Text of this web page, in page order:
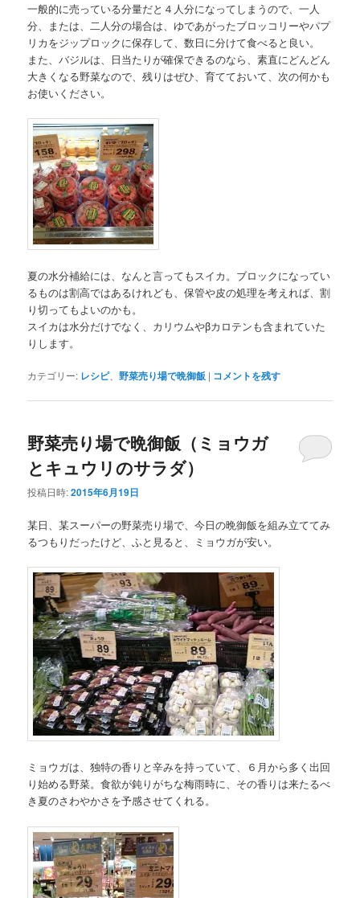
一般的に売っている分量だと４人分になってしまうので、一人
分、または、二人分の場合は、ゆであがったブロッコリーやパプ
リカをジップロックに保存して、数日に分けて食べると良い。
また、バジルは、日当たりが確保できるのなら、素直にどんどん
大きくなる野菜なので、残りはぜひ、育てておいて、次の何かも
お使いください。
夏の水分補給には、なんと言ってもスイカ。ブロックになってい
るものは割高ではあるけれども、保管や皮の処理を考えれば、割
り切ってもよいのかも。
スイカは水分だけでなく、カリウムやβカロテンも含まれていた
りします。
カテゴリー: レシピ、野菜売り場で晩御飯 | コメントを残す
野菜売り場で晩御飯（ミョウガ
とキュウリのサラダ）
投稿日時:2015年6月19日
某日、某スーパーの野菜売り場で、今日の晩御飯を組み立ててみ
るつもりだったけど、ふと見ると、ミョウガが安い。
ミョウガは、独特の香りと辛みを持っていて、６月から多く出回
り始める野菜。食欲が鈍りがちな梅雨時に、その香りは来たるべ
き夏のさわやかさを予感させてくれる。